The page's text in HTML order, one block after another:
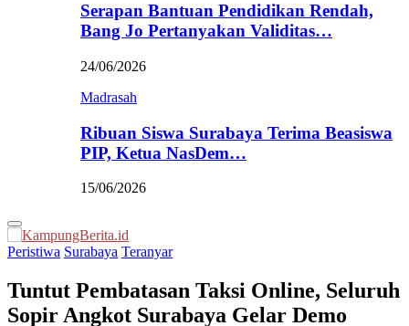
Serapan Bantuan Pendidikan Rendah,
Bang Jo Pertanyakan Validitas…
24/06/2026
Madrasah
Ribuan Siswa Surabaya Terima Beasiswa
PIP, Ketua NasDem…
15/06/2026
Primary
Menu
Peristiwa Surabaya Teranyar
Tuntut Pembatasan Taksi Online, Seluruh
Sopir Angkot Surabaya Gelar Demo